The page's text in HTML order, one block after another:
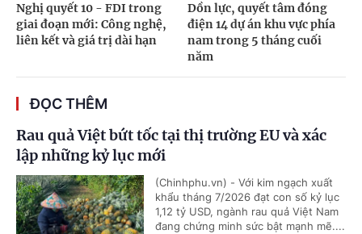
Nghị quyết 10 - FDI trong
giai đoạn mới: Công nghệ,
liên kết và giá trị dài hạn
Dồn lực, quyết tâm đóng
điện 14 dự án khu vực phía
nam trong 5 tháng cuối
năm
ĐỌC THÊM
Rau quả Việt bứt tốc tại thị trường EU và xác
lập những kỷ lục mới
(Chinhphu.vn) - Với kim ngạch xuất
khẩu tháng 7/2026 đạt con số kỷ lục
1,12 tỷ USD, ngành rau quả Việt Nam
đang chứng minh sức bật mạnh mẽ....